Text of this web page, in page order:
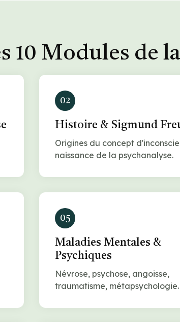
10 Modules de
02
Histoire & Sigmund
Origines du concept
naissance de la psychanalyse.
05
Maladies Mentales &
Psychiques
Névrose, psychose, angoisse,
traumatisme, métapsychologie.